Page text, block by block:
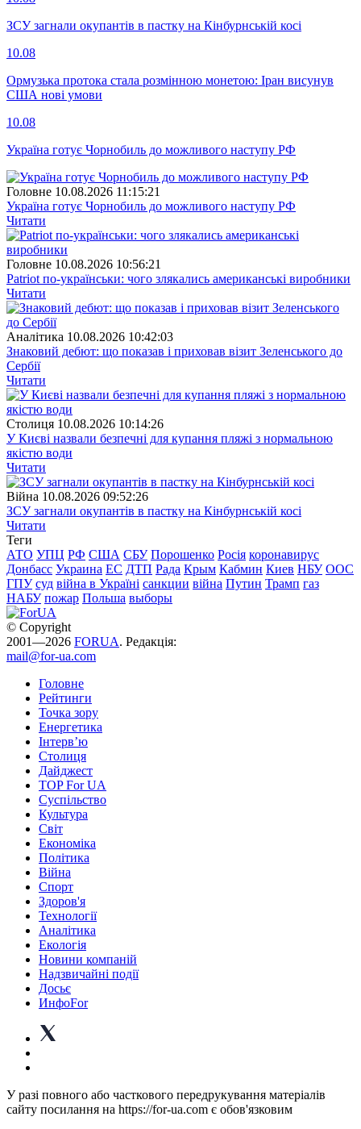
ЗСУ загнали окупантів в пастку на Кінбурнській косі
10.08
Ормузька протока стала розмінною монетою: Іран висунув
США нові умови
10.08
Україна готує Чорнобиль до можливого наступу РФ
Головне 10.08.2026 11:15:21
Україна готує Чорнобиль до можливого наступу РФ
Читати
Головне 10.08.2026 10:56:21
Patriot по-українськи: чого злякались американські виробники
Читати
Аналітика 10.08.2026 10:42:03
Знаковий дебют: що показав і приховав візит Зеленського до
Сербії
Читати
Столиця 10.08.2026 10:14:26
У Києві назвали безпечні для купання пляжі з нормальною
якістю води
Читати
Війна 10.08.2026 09:52:26
ЗСУ загнали окупантів в пастку на Кінбурнській косі
Читати
Теги
АТО УПЦ РФ США СБУ Порошенко Росія коронавирус
Донбасс Украина ЕС ДТП Рада Крым Кабмин Киев НБУ ООС
ГПУ суд війна в Україні санкции війна Путин Трамп газ
НАБУ пожар Польша выборы
© Copyright
2001—2026 FORUA. Редакція:
mail@for-ua.com
Головне
Рейтинги
Точка зору
Енергетика
Інтерв’ю
Столиця
Дайджест
TOP For UA
Суспiльство
Культура
Світ
Економіка
Політика
Війна
Спорт
Здоров'я
Технології
Аналітика
Екологія
Новини компаній
Надзвичайні події
Досьє
ИнфоFor
У разі повного або часткового передрукування матеріалів
сайту посилання на https://for-ua.com є обов'язковим